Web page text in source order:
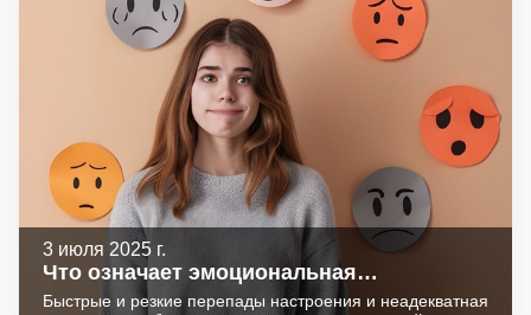
3 июля 2025 г.
Что означает эмоциональная
лабильность?
Быстрые и резкие перепады настроения и неадекватная